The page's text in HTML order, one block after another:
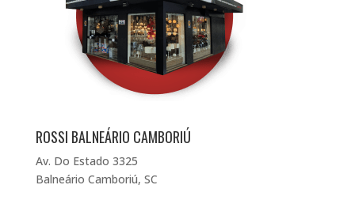
ROSSI BALNEÁRIO CAMBORIÚ
Av. Do Estado 3325
Balneário Camboriú, SC